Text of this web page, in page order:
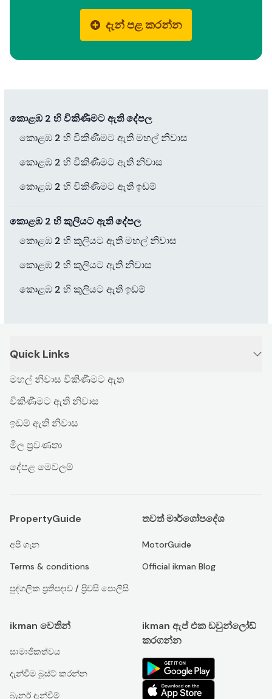
දැන් පළ කරන්න
කොළඹ 2 හි විකිණීමට ඇති දේපල
කොළඹ 2 හි විකිණීමට ඇති මහල් නිවාස
කොළඹ 2 හි විකිණීමට ඇති නිවාස
කොළඹ 2 හි විකිණීමට ඇති ඉඩම්
කොළඹ 2 හි කුලියට ඇති දේපල
කොළඹ 2 හි කුලියට ඇති මහල් නිවාස
කොළඹ 2 හි කුලියට ඇති නිවාස
කොළඹ 2 හි කුලියට ඇති ඉඩම්
Quick Links
මහල් නිවාස විකිණීමට ඇත
විකිණීමට ඇති නිවාස
ඉඩම් ඇති නිවාස
මිල ප්‍රවණතා
දේපළ මෙවලම්
PropertyGuide
අපි ගැන
Terms & conditions
පුද්ගලික ප්‍රතිපදාව / ප්‍රිවසි පොලිසි
තවත් මාර්ගෝපදේශ
MotorGuide
Official ikman Blog
ikman වෙතින්
සාමාජිකත්වය
දැන්වීම බූස්ට් කරන්න
බැනර් දැන්වීම්
ikman ඇප් එක ඩවුන්ලෝඩ්
කරගන්න